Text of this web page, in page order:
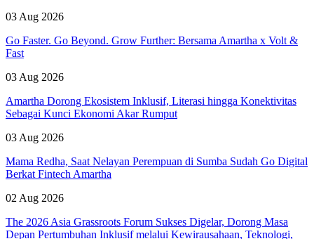
03 Aug 2026
Go Faster. Go Beyond. Grow Further: Bersama Amartha x Volt &
Fast
03 Aug 2026
Amartha Dorong Ekosistem Inklusif, Literasi hingga Konektivitas
Sebagai Kunci Ekonomi Akar Rumput
03 Aug 2026
Mama Redha, Saat Nelayan Perempuan di Sumba Sudah Go Digital
Berkat Fintech Amartha
02 Aug 2026
The 2026 Asia Grassroots Forum Sukses Digelar, Dorong Masa
Depan Pertumbuhan Inklusif melalui Kewirausahaan, Teknologi,